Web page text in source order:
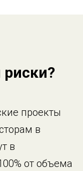
проекты
в
в
от объема